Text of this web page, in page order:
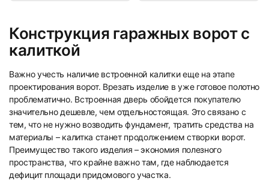
Конструкция гаражных ворот с
калиткой
Важно учесть наличие встроенной калитки еще на этапе
проектирования ворот. Врезать изделие в уже готовое полотно
проблематично. Встроенная дверь обойдется покупателю
значительно дешевле, чем отдельностоящая. Это связано с
тем, что не нужно возводить фундамент, тратить средства на
материалы – калитка станет продолжением створки ворот.
Преимущество такого изделия – экономия полезного
пространства, что крайне важно там, где наблюдается
дефицит площади придомового участка.